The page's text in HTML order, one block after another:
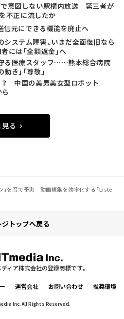
で意図しない駅構内放送 第三者が
不正に流したか
信元にできる機能を廃止へ
システム障害、いまだ全面復旧なら
は「全額返金」へ
る医療スタッフ……熊本総合病院
き」「尊敬」
？ 中国の美男美女型ロボット
る
」を音で予測 動画編集を効率化する「Liste
ジトップへ戻る
ィア株式会社の登録商標です。
運営会社 お問い合わせ 推奨環境
Inc. All Rights Reserved.